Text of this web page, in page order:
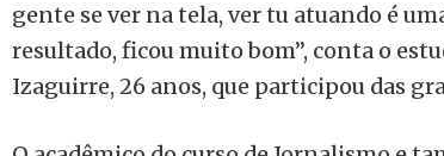
gente se ver na tela, ver tu atuando é
resultado, ficou muito bom”, conta o
Izaguirre, 26 anos, que participou das